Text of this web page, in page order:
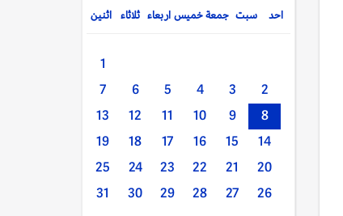
اثنين ثلاثاء اربعاء خميس جمعة سبت احد
1
2
3
4
5
6
7
8
9
10
11
12
13
14
15
16
17
18
19
20
21
22
23
24
25
26
27
28
29
30
31